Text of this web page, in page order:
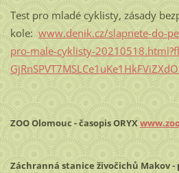
Test pro mladé cyklisty, zásady
kole: www.denik.cz/slapnete-do-
pro-male-cyklisty-
ZOO Olomouc - časopis ORYX
Záchranná stanice živočichů Makov